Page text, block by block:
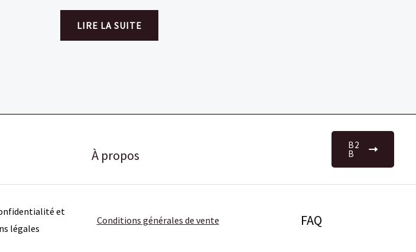
LIRE LA SUITE
À propos
B2
B
et
légales
Conditions générales de vente FAQ